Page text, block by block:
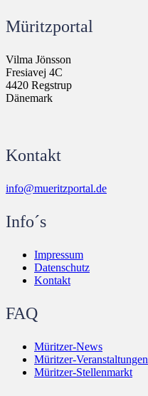
Müritzportal
Vilma Jönsson
Fresiavej 4C
4420 Regstrup
Dänemark
Kontakt
info@mueritzportal.de
Info´s
Impressum
Datenschutz
Kontakt
FAQ
Müritzer-News
Müritzer-Veranstaltungen
Müritzer-Stellenmarkt